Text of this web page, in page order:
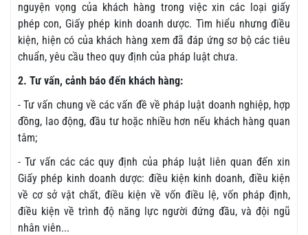
nguyện vọng của khách hàng trong việc xin các loại giấy
phép con, Giấy phép kinh doanh dược. Tìm hiểu nhưng điều
kiện, hiện có của khách hàng xem đã đáp ứng sơ bộ các tiêu
chuẩn, yêu cầu theo quy định của pháp luật chưa.
2. Tư vấn, cảnh báo đến khách hàng:
- Tư vấn chung về các vấn đề về pháp luật doanh nghiệp, hợp
đồng, lao động, đầu tư hoặc nhiều hơn nếu khách hàng quan
tâm;
- Tư vấn các các quy định của pháp luật liên quan đến xin
Giấy phép kinh doanh dược: điều kiện kinh doanh, điều kiện
về cơ sở vật chất, điều kiện về vốn điều lệ, vốn pháp định,
điều kiện về trình độ năng lực người đứng đầu, và đội ngũ
nhân viên...